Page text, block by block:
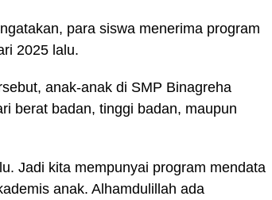
para siswa menerima program
2025 lalu.
anak-anak di SMP Binagreha
berat badan, tinggi badan, maupun
Jadi kita mempunyai program mendata
anak. Alhamdulillah ada